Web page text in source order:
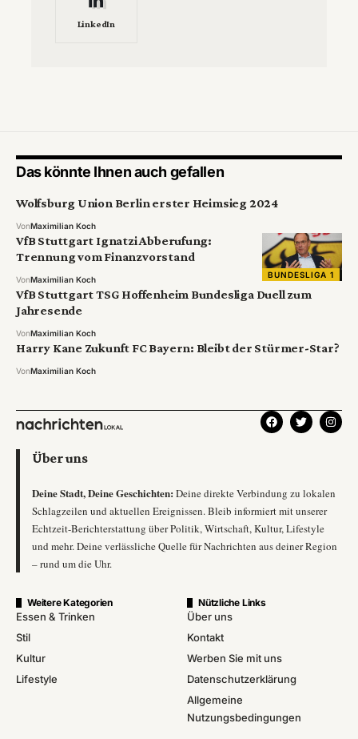
LinkedIn
Das könnte Ihnen auch gefallen
Wolfsburg Union Berlin erster Heimsieg 2024
VonMaximilian Koch
BUNDESLIGA 1
VfB Stuttgart Ignatzi Abberufung:
Trennung vom Finanzvorstand
VonMaximilian Koch
VfB Stuttgart TSG Hoffenheim Bundesliga Duell zum
Jahresende
VonMaximilian Koch
Harry Kane Zukunft FC Bayern: Bleibt der Stürmer-Star?
VonMaximilian Koch
Über uns
Deine Stadt, Deine Geschichten: Deine direkte Verbindung zu lokalen
Schlagzeilen und aktuellen Ereignissen. Bleib informiert mit unserer
Echtzeit-Berichterstattung über Politik, Wirtschaft, Kultur, Lifestyle
und mehr. Deine verlässliche Quelle für Nachrichten aus deiner Region
– rund um die Uhr.
Weitere Kategorien
Essen & Trinken
Stil
Kultur
Lifestyle
Nützliche Links
Über uns
Kontakt
Werben Sie mit uns
Datenschutzerklärung
Allgemeine
Nutzungsbedingungen